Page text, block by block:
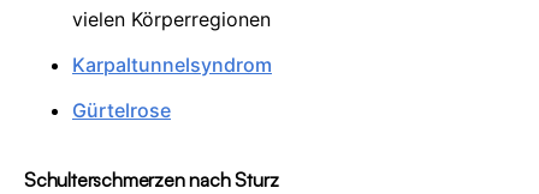
vielen Körperregionen
Karpaltunnelsyndrom
Gürtelrose
Schulterschmerzen nach Sturz